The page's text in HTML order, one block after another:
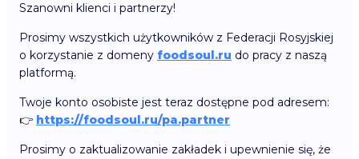
Szanowni klienci i partnerzy!
Prosimy wszystkich użytkowników z Federacji Rosyjskiej
o korzystanie z domeny foodsoul.ru do pracy z naszą
platformą.
Twoje konto osobiste jest teraz dostępne pod adresem:
👉 https://foodsoul.ru/pa.partner
Prosimy o zaktualizowanie zakładek i upewnienie się, że